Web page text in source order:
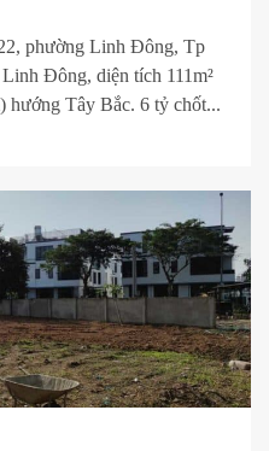
phường Linh Đông, Tp
Đông, diện tích 111m²
hướng Tây Bắc. 6 tỷ chốt...